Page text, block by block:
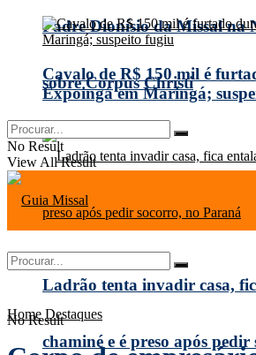
Padre Dionísio da Missal na
sobre Corpus Christi
Ladrão tenta invadir casa,
chaminé e é preso após
Cavalo de R$ 150 mil é
Expoingá em Maringá;
No Result
View All Result
No Result
Home Destaques